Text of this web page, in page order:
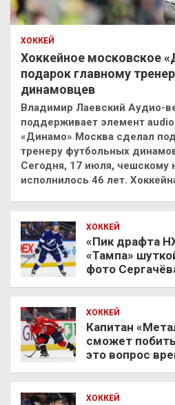
ХОККЕЙ
Хоккейное московское
подарок главному
динамовцев
Владимир Лаевский Аудио-
поддерживает элемент
«Динамо» Москва сделал
тренеру футбольных
Сегодня, 17 июля, чешскому
исполнилось 46 лет.
ХОККЕЙ
«Пик драфта
«Тампа»
фото
ХОККЕЙ
Капитан
сможет
это вопрос
ХОККЕЙ